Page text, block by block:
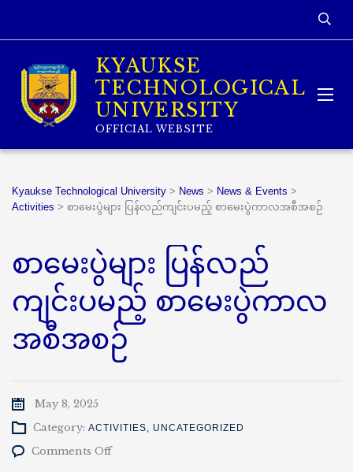
KYAUKSE
TECHNOLOGICAL
UNIVERSITY
OFFICIAL WEBSITE
Kyaukse Technological University > News > News & Events >
Activities > စာမေးပွဲများ ပြန်လည်ကျင်းပမည့် စာမေးပွဲကာလအစီအစဉ်
စာမေးပွဲများ ပြန်လည်
ကျင်းပမည့် စာမေးပွဲကာလ
အစီအစဉ်
May 8, 2025
Category: ACTIVITIES, UNCATEGORIZED
Comments Offon